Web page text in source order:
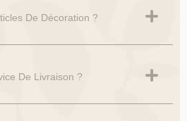
De Décoration ?
De Livraison ?